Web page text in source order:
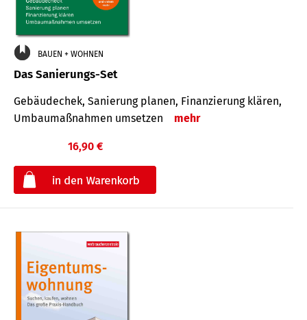
BAUEN + WOHNEN
Das Sanierungs-Set
Gebäudechek, Sanierung planen, Finanzierung klären,
Umbaumaßnahmen umsetzen
mehr
16,90 €